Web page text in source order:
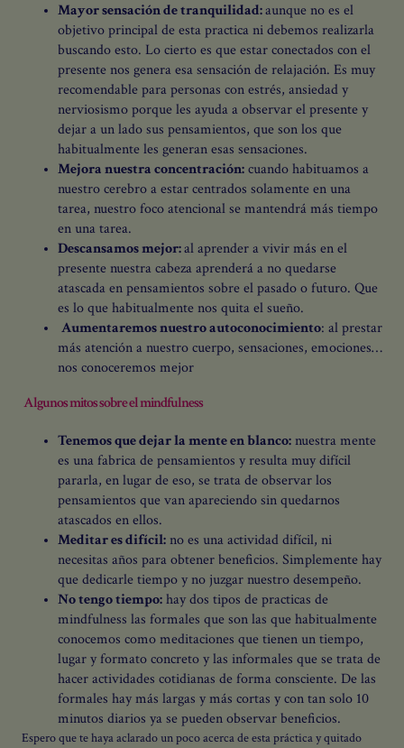
Mayor sensación de tranquilidad:aunque no es el
objetivo principal de esta practica ni debemos realizarla
buscando esto. Lo cierto es que estar conectados con el
presente nos genera esa sensación de relajación. Es muy
recomendable para personas con estrés, ansiedad y
nerviosismo porque les ayuda a observar el presente y
dejar a un lado sus pensamientos, que son los que
habitualmente les generan esas sensaciones.
Mejora nuestra concentración:cuando habituamos a
nuestro cerebro a estar centrados solamente en una
tarea, nuestro foco atencional se mantendrá más tiempo
en una tarea.
Descansamos mejor:al aprender a vivir más en el
presente nuestra cabeza aprenderá a no quedarse
atascada en pensamientos sobre el pasado o futuro. Que
es lo que habitualmente nos quita el sueño.
Aumentaremos nuestro autoconocimiento: al prestar
más atención a nuestro cuerpo, sensaciones, emociones…
nos conoceremos mejor
Algunos mitos sobre el mindfulness
Tenemos que dejar la mente en blanco:nuestra mente
es una fabrica de pensamientos y resulta muy difícil
pararla, en lugar de eso, se trata de observar los
pensamientos que van apareciendo sin quedarnos
atascados en ellos.
Meditar es difícil:no es una actividad difícil, ni
necesitas años para obtener beneficios. Simplemente hay
que dedicarle tiempo y no juzgar nuestro desempeño.
No tengo tiempo:hay dos tipos de practicas de
mindfulness las formales que son las que habitualmente
conocemos como meditaciones que tienen un tiempo,
lugar y formato concreto y las informales que se trata de
hacer actividades cotidianas de forma consciente. De las
formales hay más largas y más cortas y con tan solo 10
minutos diarios ya se pueden observar beneficios.
Espero que te haya aclarado un poco acerca de esta práctica y quitado